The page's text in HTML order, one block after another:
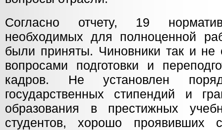
Согласно отчету, 19
необходимых для полноценной
были приняты. Чиновники так и не
вопросами подготовки и
кадров. Не установлен
государственных стипендий и
образования в престижных
студентов, хорошо проявивших